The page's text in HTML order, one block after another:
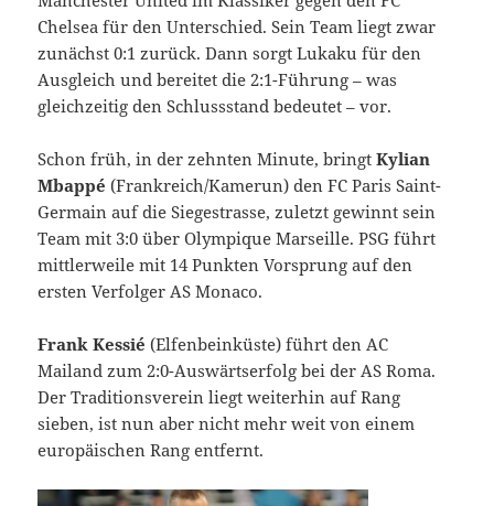
Chelsea für den Unterschied. Sein Team liegt zwar
zunächst 0:1 zurück. Dann sorgt Lukaku für den
Ausgleich und bereitet die 2:1-Führung – was
gleichzeitig den Schlussstand bedeutet – vor.
Schon früh, in der zehnten Minute, bringtKylian
Mbappé (Frankreich/Kamerun) den FC Paris Saint-
Germain auf die Siegestrasse, zuletzt gewinnt sein
Team mit 3:0 über Olympique Marseille. PSG führt
mittlerweile mit 14 Punkten Vorsprung auf den
ersten Verfolger AS Monaco.
Frank Kessié (Elfenbeinküste) führt den AC
Mailand zum 2:0-Auswärtserfolg bei der AS Roma.
Der Traditionsverein liegt weiterhin auf Rang
sieben, ist nun aber nicht mehr weit von einem
europäischen Rang entfernt.